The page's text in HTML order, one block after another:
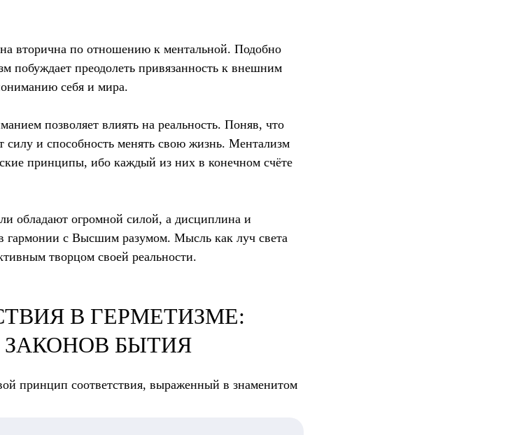
вторична по отношению к ментальной. Подобно
побуждает преодолеть привязанность к внешним
себя и мира.
позволяет влиять на реальность. Поняв, что
силу и способность менять свою жизнь. Ментализм
принципы, ибо каждый из них в конечном счёте
обладают огромной силой, а дисциплина и
с Высшим разумом. Мысль как луч света
творцом своей реальности.
В ГЕРМЕТИЗМЕ:
БЫТИЯ
принцип соответствия, выраженный в знаменитом